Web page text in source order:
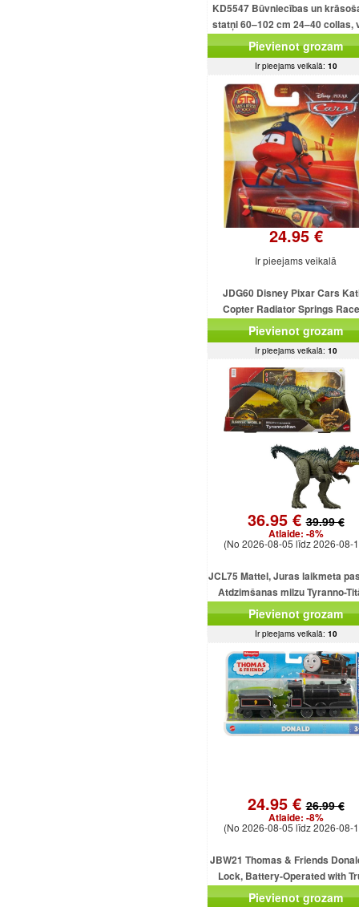
KD5547 Būvniecības un
statņi 60–102 cm 24–40 collas,
alumīnija
Pievienot grozam
Ir pieejams veikalā: 10
24.95 €
Ir pieejams veikalā
JDG60 Disney Pixar Cars
Copter Radiator Springs
Rescue MATTEL
Pievienot grozam
Ir pieejams veikalā: 10
36.95 €39.99 €
Atlaide: -8%
(No 2026-08-05 līdz 2026-08-
JCL75 Mattel, Juras laikmeta
Atdzimšanas milzu Tyranno-
uzbrukuma dinozaura
Pievienot grozam
Ir pieejams veikalā: 10
24.95 €26.99 €
Atlaide: -8%
(No 2026-08-05 līdz 2026-08-
JBW21 Thomas & Friends
Lock, Battery-Operated with
MATTEL
Pievienot grozam